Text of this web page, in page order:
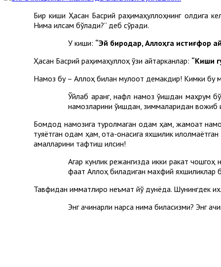
Бир киши Ҳасан Басрий раҳимаҳуллоҳнинг олдига
Нима қилсам бўлади?” деб сўради.
У киши: “Эй биродар, Аллоҳга истиғфор
Ҳасан Басрий раҳимаҳуллоҳ ўзи айтарканлар: “Киши
Намоз бу – Аллоҳ билан мулоқот демакдир! Кимки бу
Ўйлаб қаранг, нафл намоз ўқишдан маҳрум
намозларини ўқишдан, зиммаларидан вожиб
Бомдод намозига туролмаган одам ҳам, жамоат
туяётган одам ҳам, ота-онасига яхшилик
амалларини тафтиш қилсин!
Агар кунлик режангизда икки ракат
фақат Аллоҳ биладиган махфий яхшиликлар
Тавфиқдан қимматлироқ неъмат йўқ дунёда. Шунингдек
Энг ачинарли нарса нима биласизми? Энг